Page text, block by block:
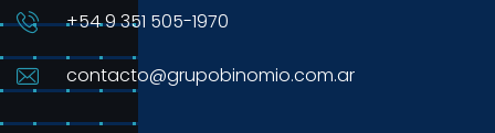
+54 9 351 505-1970
contacto@grupobinomio.com.ar